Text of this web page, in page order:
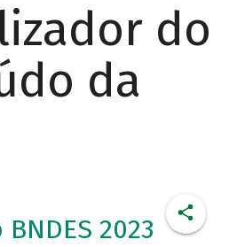
do
da
2023